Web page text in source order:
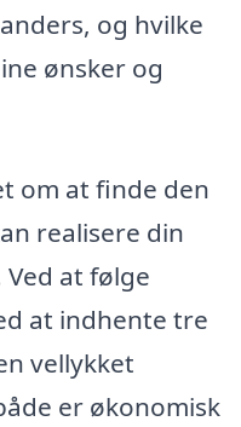
og hvilke
ønsker og
om at finde den
realisere din
at følge
at indhente tre
vellykket
er økonomisk